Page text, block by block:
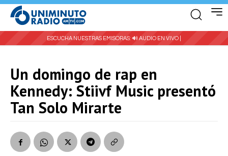
ESCUCHA NUESTRAS EMISORAS: 🔊 AUDIO EN VIVO |
Un domingo de rap en
Kennedy: Stiivf Music presentó
Tan Solo Mirarte